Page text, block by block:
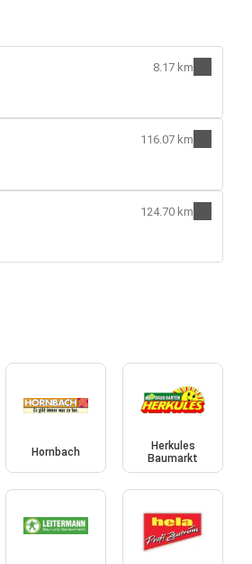
8.17 km
116.07 km
124.70 km
Hornbach
Herkules
Baumarkt